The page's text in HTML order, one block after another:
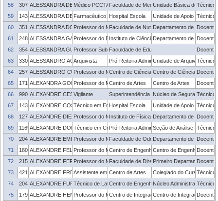
58
3071342ALESSANDRA DE ALMEIDA BILHALVA
Médico PCCTAEFaculdade de MedicinaUnidade Básica de Saúde
Técnico
59
1432531ALESSANDRA DE PAULA MOURA
Farmacêutico Bioquímico
Hospital Escola Unidade de Apoio aoTécnico
60
3515274ALESSANDRA DOUMID BORGES PRETTO
Professor do Magistério Superior
Faculdade de NutriçãoDepartamento de Nutrição
Docente
61
2487184ALESSANDRA GASPAROTTOProfessor do Ensino Básico, Técnico e Tecnológico
Instituto de Ciências HumanasDepartamento de História
Docente
62
3548559ALESSANDRA GURGEL PONTES
Professor SubstitutoFaculdade de Educação
Docente
63
3305479ALESSANDRO AQUINO DIAS
Arquivista Pró-Reitoria AdministrativaUnidade de ArquivoTécnico
64
2573211ALESSANDRO CURY SOARESProfessor do Magistério Superior
Centro de Ciências Químicas, Farmacêuticas
Centro de CiênciasDocente
65
1717118ALEXANDRA GONCALVES DIASProfessor do Magistério Superior
Centro de Artes Centro de Artes
Docente
66
990088ALEXANDRE CESAR LOPES
Vigilante Superintendência de Infraestrutura
Núcleo de SegurançaTécnico
67
1434657ALEXANDRE COSTA FERREIRA
Técnico em Enfermagem
Hospital Escola Unidade de Apoio aoTécnico
68
1279462ALEXANDRE DIEHLProfessor do Magistério Superior
Instituto de Física e Matemática
Departamento de Física
Docente
69
1169232ALEXANDRE DORO BITTENCOURT
Técnico em ContabilidadePró-Reitoria AdministrativaSeção de Análise eTécnico
70
2046952ALEXANDRE EMIDIO RIBEIRO SILVA
Professor do Magistério Superior
Faculdade de OdontologiaDepartamento de Docente
71
1802271ALEXANDRE FELIPE BRUCHProfessor do Magistério Superior
Centro de EngenhariasCentro de Engenharias
Docente
72
2152285ALEXANDRE FERNANDES GASTAL
Professor do Magistério Superior
Faculdade de DireitoPrimeiro Departamento
Docente
73
421725ALEXANDRE FREITAS CARDOSO
Assistente em Administração
Centro de Artes Colegiado do Curso de
Técnico
74
2041348ALEXANDRE FURTADO CORRÊA
Técnico de LaboratórioCentro de EngenhariasNúcleo Administrativo -
Técnico
75
1798523ALEXANDRE HENRIQUE DOS REIS
Professor do Magistério Superior
Centro de Integração do Mercosul
Centro de Integração do
Docente